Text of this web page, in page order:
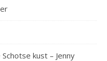
kust – Jenny